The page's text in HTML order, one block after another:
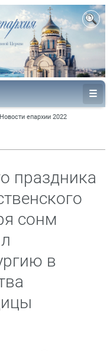
Новости епархии 2022
праздника
сонм
в